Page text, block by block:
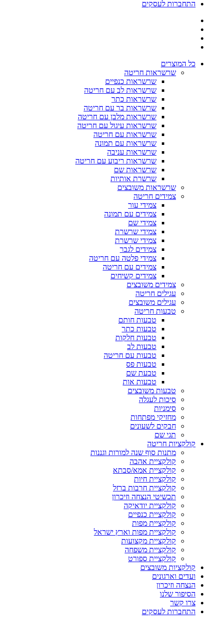
התחברות לעסקים
כל המוצרים
שרשראות חריטה
שרשראות כנפיים
שרשראות לב עם חריטה
שרשראות כתר
שרשראות בר עם חריטה
שרשראות מלבן עם חריטה
שרשראות עיגול עם חריטה
שרשראות עם חריטה
שרשראות עם תמונה
שרשראות עניבה
שרשראות ריבוע עם חריטה
שרשראות שם
שרשרת אותיות
שרשראות משובצים
צמידים חריטה
צמידי עור
צמידים עם תמונה
צמידי שם
צמידי שרשרת
צמידי שרשרת
צמידים לגבר
צמידי פלטה עם חריטה
צמידים עם חריטה
צמידים קשיחים
צמידים משובצים
עגילים חריטה
עגילים משובצים
טבעות חריטה
טבעות חותם
טבעות כתר
טבעות חלקות
טבעות לב
טבעות עם חריטה
טבעות פס
טבעת שם
טבעות אות
טבעות משובצים
סיכות לעגלה
סימניות
מחזיקי מפתחות
חבקים לשעונים
תגי שם
קולקציות חריטה
מתנות סוף שנה למורות וגננות
קולקציית אהבה
קולקציית אמא/סבתא
קולקציית חיות
קולקציית חרבות ברזל
תכשיטי הנצחה וזיכרון
קולקציית יודאיקה
קולקציית כנפיים
קולקציית מפות
קולקציית מפות וארץ ישראל
קולקציית מקצועות
קולקציית משפחה
קולקציית ספורט
קולקציות משובצים
ועדים וארגונים
הנצחה וזיכרון
הסיפור שלנו
צרו קשר
התחברות לעסקים